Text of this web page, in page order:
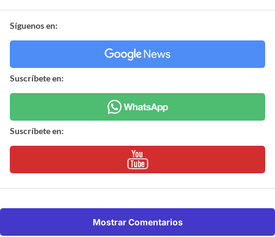
Síguenos en:
Suscríbete en:
Suscríbete en:
Mostrar Comentarios